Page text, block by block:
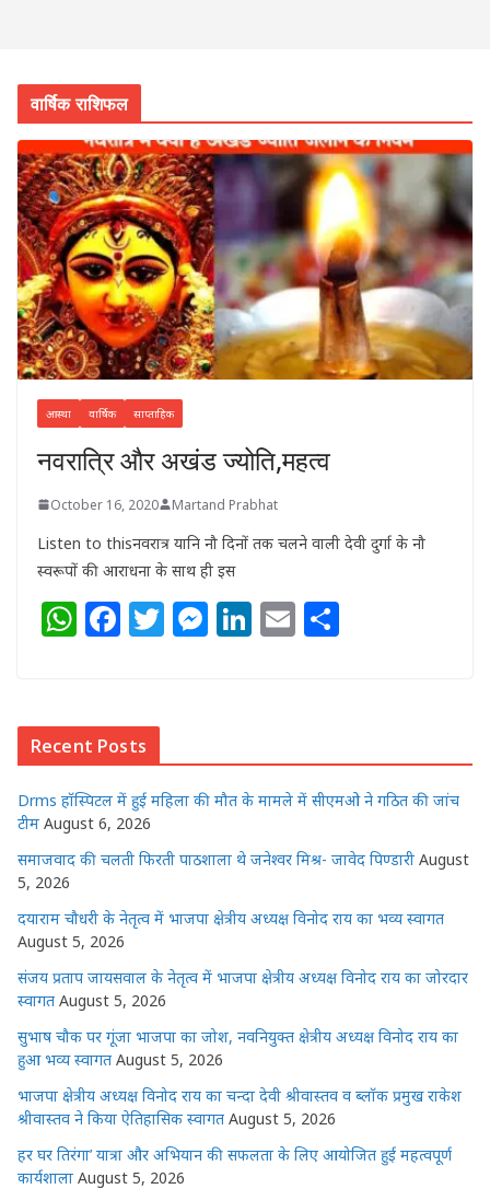
वार्षिक राशिफल
आस्था वार्षिक साप्ताहिक
नवरात्रि और अखंड ज्योति,महत्व
October 16, 2020 Martand Prabhat
Listen to thisनवरात्र यानि नौ दिनों तक चलने वाली देवी दुर्गा के नौ
स्वरूपों की आराधना के साथ ही इस
W
s
A
p
p
F
e
b
o
o
k
T
r
M
n
g
r
Li
dI
n
E
Recent Posts
Drms हॉस्पिटल में हुई महिला की मौत के मामले में सीएमओ ने गठित की जांच
टीम August 6, 2026
समाजवाद की चलती फिरती पाठशाला थे जनेश्वर मिश्र- जावेद पिण्डारी August
5, 2026
दयाराम चौधरी के नेतृत्व में भाजपा क्षेत्रीय अध्यक्ष विनोद राय का भव्य स्वागत
August 5, 2026
संजय प्रताप जायसवाल के नेतृत्व में भाजपा क्षेत्रीय अध्यक्ष विनोद राय का जोरदार
स्वागत August 5, 2026
सुभाष चौक पर गूंजा भाजपा का जोश, नवनियुक्त क्षेत्रीय अध्यक्ष विनोद राय का
हुआ भव्य स्वागत August 5, 2026
भाजपा क्षेत्रीय अध्यक्ष विनोद राय का चन्दा देवी श्रीवास्तव व ब्लॉक प्रमुख राकेश
श्रीवास्तव ने किया ऐतिहासिक स्वागत August 5, 2026
हर घर तिरंगा’ यात्रा और अभियान की सफलता के लिए आयोजित हुई महत्वपूर्ण
कार्यशाला August 5, 2026